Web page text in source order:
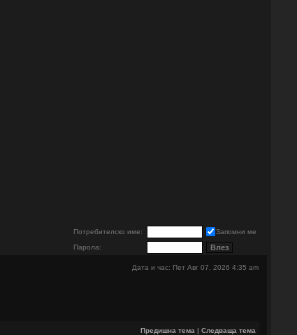
Потребителско име:
Запомни ме
Парола:
Дата и час: Пет Авг 07, 2026 4:35 am
Предишна тема | Следваща тема